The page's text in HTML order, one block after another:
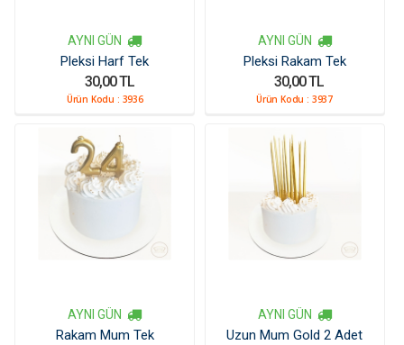
AYNI GÜN
Pleksi Harf Tek
30,00 TL
Ürün Kodu : 3936
AYNI GÜN
Pleksi Rakam Tek
30,00 TL
Ürün Kodu : 3937
AYNI GÜN
Rakam Mum Tek
AYNI GÜN
Uzun Mum Gold 2 Adet